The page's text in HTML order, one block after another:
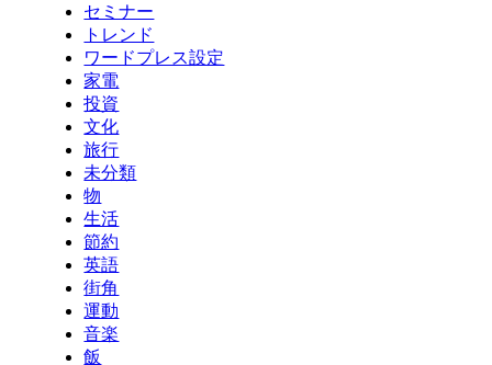
セミナー
トレンド
ワードプレス設定
家電
投資
文化
旅行
未分類
物
生活
節約
英語
街角
運動
音楽
飯